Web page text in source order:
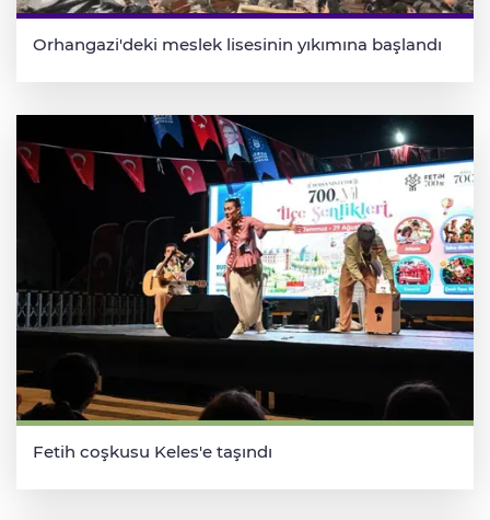
Orhangazi'deki meslek lisesinin yıkımına başlandı
Fetih coşkusu Keles'e taşındı